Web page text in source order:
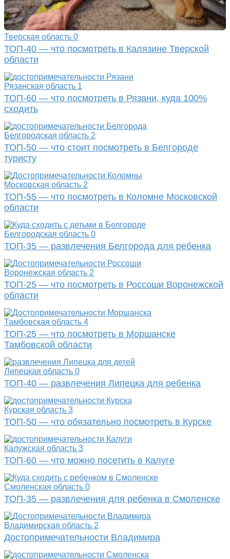
Тверская область 0
ТОП-40 — что посмотреть в Калязине Тверской
области
Рязанская область 1
ТОП-60 — что посмотреть в Рязани, куда 100%
сходить
Белгородская область 2
ТОП-50 — что стоит посмотреть в Белгороде
туристу
Московская область 2
ТОП-55 — что посмотреть в Коломне Московской
области
Белгородская область 0
ТОП-35 — развлечения Белгорода для ребенка
Воронежская область 2
ТОП-25 — что посмотреть в Россоши Воронежской
области
Тамбовская область 4
ТОП-25 — что посмотреть в Моршанске
Тамбовской области
Липецкая область 0
ТОП-40 — развлечения Липецка для ребенка
Курская область 3
ТОП-50 — что обязательно посмотреть в Курске
Калужская область 3
ТОП-60 — что можно посетить в Калуге
Смоленская область 0
ТОП-35 — развлечения для ребенка в Смоленске
Владимирская область 2
Достопримечательности Владимира